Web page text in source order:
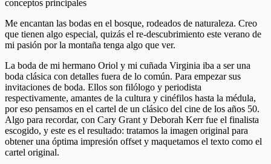
Me encantan las bodas en el bosque, rodeados de naturaleza. Creo
que tienen algo especial, quizás el re-descubrimiento este verano de
mi pasión por la montaña tenga algo que ver.
La boda de mi hermano Oriol y mi cuñada Virginia iba a ser una
boda clásica con detalles fuera de lo común. Para empezar sus
invitaciones de boda. Ellos son filólogo y periodista
respectivamente, amantes de la cultura y cinéfilos hasta la médula,
por eso pensamos en el cartel de un clásico del cine de los años 50.
Algo para recordar, con Cary Grant y Deborah Kerr fue el finalista
escogido, y este es el resultado: tratamos la imagen original para
obtener una óptima impresión offset y maquetamos el texto como el
cartel original.